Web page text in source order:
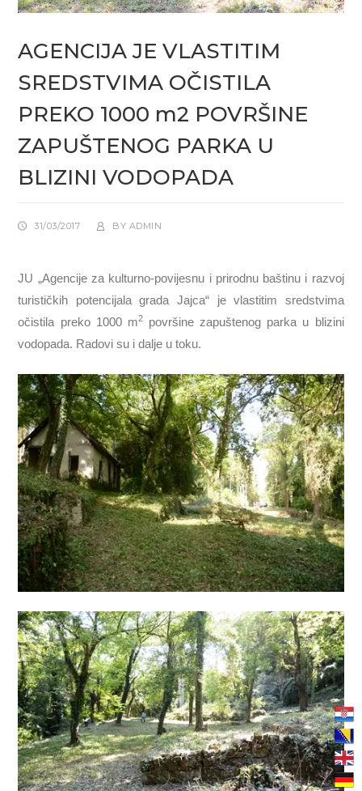
AGENCIJA JE VLASTITIM
SREDSTVIMA OČISTILA
PREKO 1000 m2 POVRŠINE
ZAPUŠTENOG PARKA U
BLIZINI VODOPADA
31/03/2017 BY ADMIN
JU „Agencije za kulturno-povijesnu i prirodnu baštinu i razvoj
turističkih potencijala grada Jajca“ je vlastitim sredstvima
očistila preko 1000 m2površine zapuštenog parka u blizini
vodopada. Radovi su i dalje u toku.